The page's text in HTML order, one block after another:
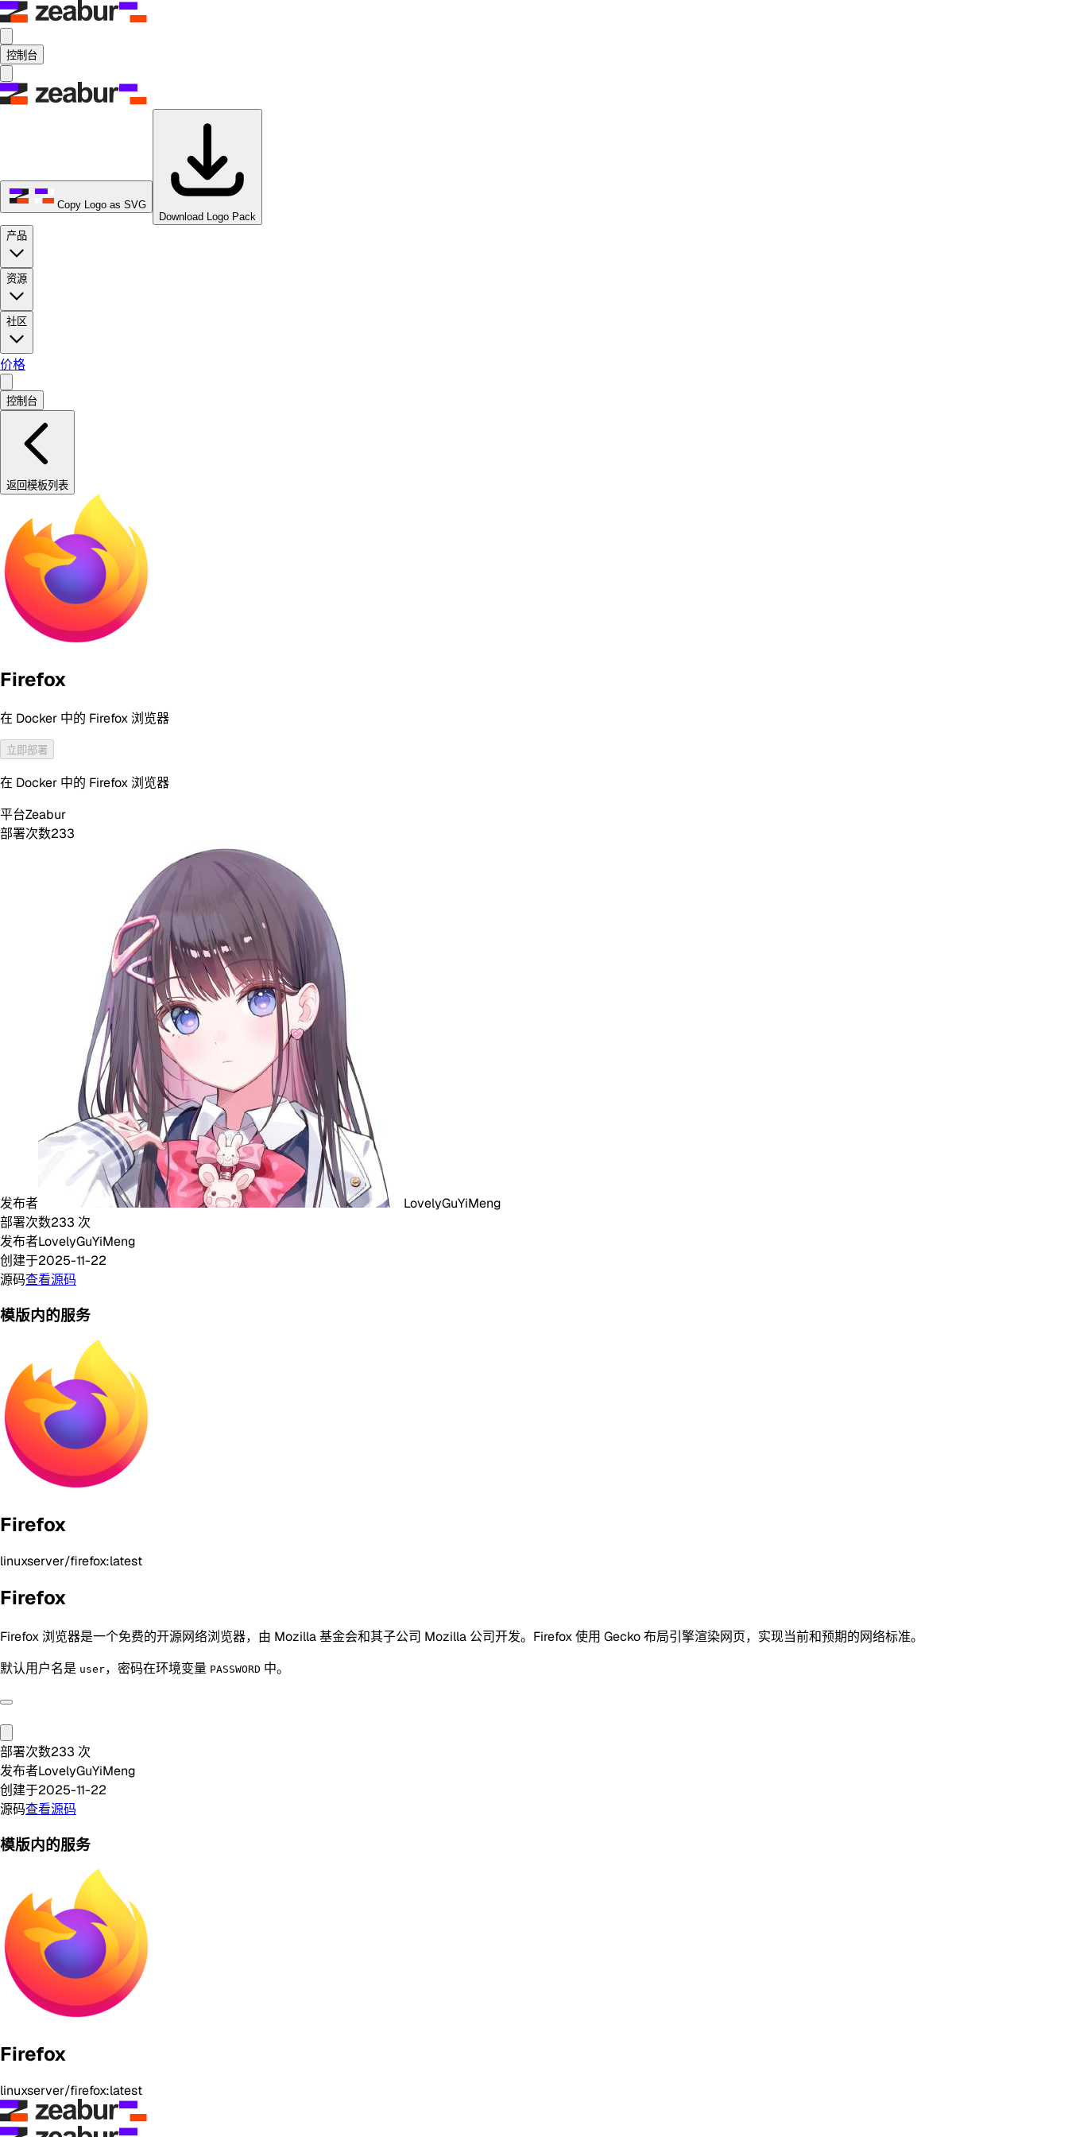
控制台
Copy Logo as SVG
Download Logo Pack
产品
资源
社区
价格
控制台
返回模板列表
Firefox
在 Docker 中的 Firefox 浏览器
立即部署
在 Docker 中的 Firefox 浏览器
平台Zeabur
部署次数233
发布者
LovelyGuYiMeng
部署次数233 次
发布者LovelyGuYiMeng
创建于2025-11-22
源码查看源码
模版内的服务
Firefox
linuxserver/firefox:latest
Firefox
Firefox 浏览器是一个免费的开源网络浏览器，由 Mozilla 基金会和其子公司 Mozilla 公司开发。Firefox 使用 Gecko 布局引擎渲染网页，实现当前和预期的网络标准。
默认用户名是 user，密码在环境变量 PASSWORD 中。
部署次数233 次
发布者LovelyGuYiMeng
创建于2025-11-22
源码查看源码
模版内的服务
Firefox
linuxserver/firefox:latest